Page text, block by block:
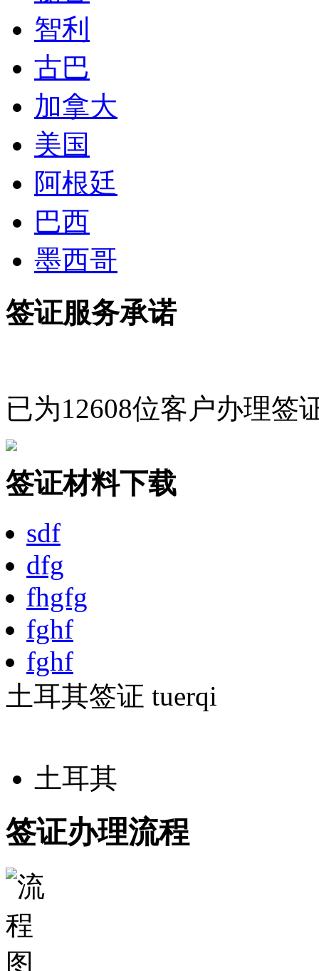
智利
古巴
加拿大
美国
阿根廷
巴西
墨西哥
签证服务承诺
已为12608位客户办理签
签证材料下载
sdf
dfg
fhgfg
fghf
fghf
土耳其签证 tuerqi
土耳其
签证办理流程